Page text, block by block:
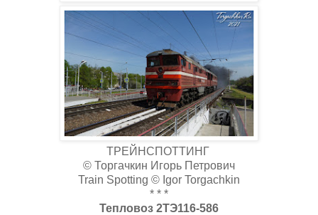
ТРЕЙНСПОТТИНГ
© Торгачкин Игорь Петрович
Train Spotting © Igor Torgachkin
* * *
Тепловоз 2ТЭ116-586